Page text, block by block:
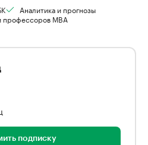
Аналитика и прогнозы
профессоров MBA
подписку